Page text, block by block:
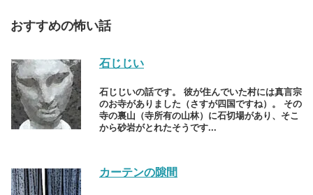
おすすめの怖い話
石じじい
石じじいの話です。 彼が住んでいた村には真言宗
のお寺がありました（さすが四国ですね）。 その
寺の裏山（寺所有の山林）に石切場があり、そこ
から砂岩がとれたそうです...
カーテンの隙間